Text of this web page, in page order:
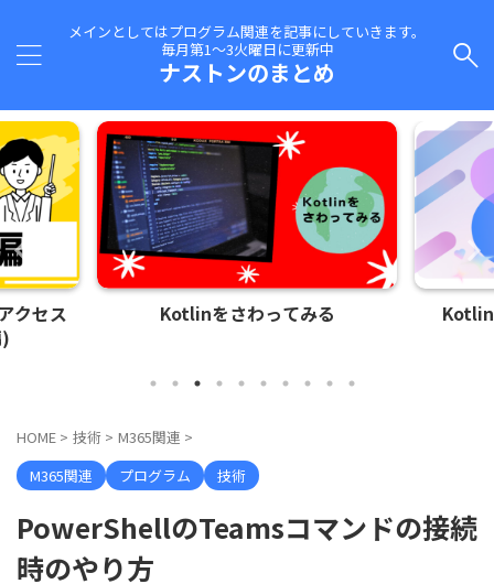
メインとしてはプログラム関連を記事にしていきます。
毎月第1～3火曜日に更新中
ナストンのまとめ
クセス
Kotlinをさわってみる Kotlin
HOME > 技術 > M365関連 >
M365関連
プログラム 技術
PowerShellのTeamsコマンドの接続
時のやり方